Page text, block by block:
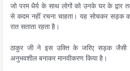
जो परम धैर्य के साथ लोगों को उनके घर के द्वार
से कदम नहीं रचना चाहता। यह सोचकर सड़क
रात सताता रहता है।
ठाकुर जी ने इस उक्ति के जरिए सड़क जैसी
अनुभवशील बनाकर मानवीकरण किया है।